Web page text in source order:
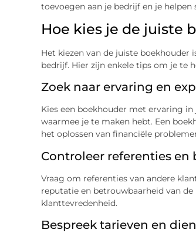
toevoegen aan je bedrijf en je
Hoe kies je de juiste
Het kiezen van de juiste boekhouder
bedrijf. Hier zijn enkele tips om je te
Zoek naar ervaring en
Kies een boekhouder met ervaring
waarmee je te maken hebt. Een
het oplossen van financiële
Controleer referenties en
Vraag om referenties van andere
reputatie en betrouwbaarheid van
klanttevredenheid.
Bespreek tarieven en